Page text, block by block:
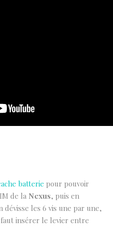
batterie pour pouvoir
de la Nexus, puis en
les 6 vis une par une,
insérer le levier entre